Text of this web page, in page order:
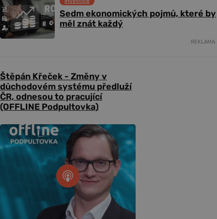
Sedm ekonomických pojmů, které by
měl znát každý
REKLAMA
Štěpán Křeček - Změny v
důchodovém systému předluží
ČR, odnesou to pracující
(OFFLINE Podpultovka)